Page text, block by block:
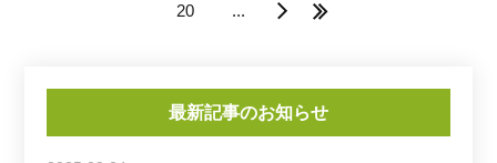
20 ... » »
最新記事のお知らせ